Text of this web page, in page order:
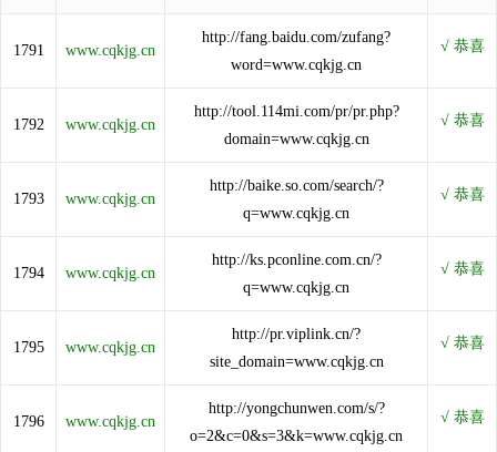
1791 www.cqkjg.cn
http://fang.baidu.com/zufang?
word=www.cqkjg.cn
1792 www.cqkjg.cn
http://tool.114mi.com/pr/pr.php?
domain=www.cqkjg.cn
1793 www.cqkjg.cn
http://baike.so.com/search/?
q=www.cqkjg.cn
1794 www.cqkjg.cn
http://ks.pconline.com.cn/?
q=www.cqkjg.cn
1795 www.cqkjg.cn
http://pr.viplink.cn/?
site_domain=www.cqkjg.cn
1796 www.cqkjg.cn
http://yongchunwen.com/s/?
o=2&c=0&s=3&k=www.cqkjg.cn